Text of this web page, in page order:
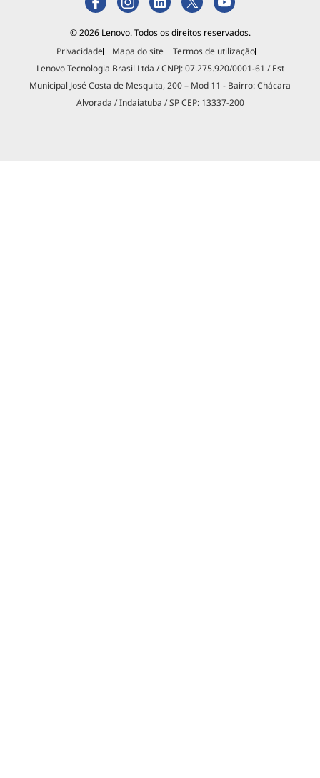
© 2026 Lenovo. Todos os direitos reservados.
Privacidade
Mapa do site
Termos de utilização
Lenovo Tecnologia Brasil Ltda / CNPJ: 07.275.920/0001-61 / Est
Municipal José Costa de Mesquita, 200 – Mod 11 - Bairro: Chácara
Alvorada / Indaiatuba / SP CEP: 13337-200